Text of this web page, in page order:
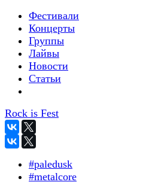
Фестивали
Концерты
Группы
Лайвы
Новости
Статьи
Rock is Fest
#paledusk
#metalcore